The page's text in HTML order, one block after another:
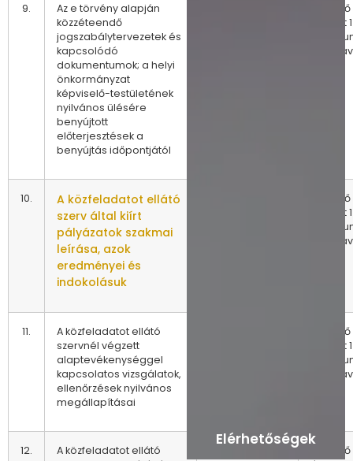
9.
Az e törvény alapján
közzéteendő
jogszabálytervezetek és
kapcsolódó
dokumentumok; a helyi
önkormányzat
képviselő-testületének
nyilvános ülésére
benyújtott
előterjesztések a
benyújtás időpontjától
Az előző
állapot
10.
A közfeladatot ellátó
szerv által kiírt
pályázatok szakmai
leírása, azok
eredményei és
indokolásuk
Az előző
állapot
11.
A közfeladatot ellátó
szervnél végzett
alaptevékenységgel
kapcsolatos vizsgálatok,
ellenőrzések nyilvános
megállapításai
Az előző
állapot
12.
A közfeladatot ellátó
Az előző
Elérhetőségek